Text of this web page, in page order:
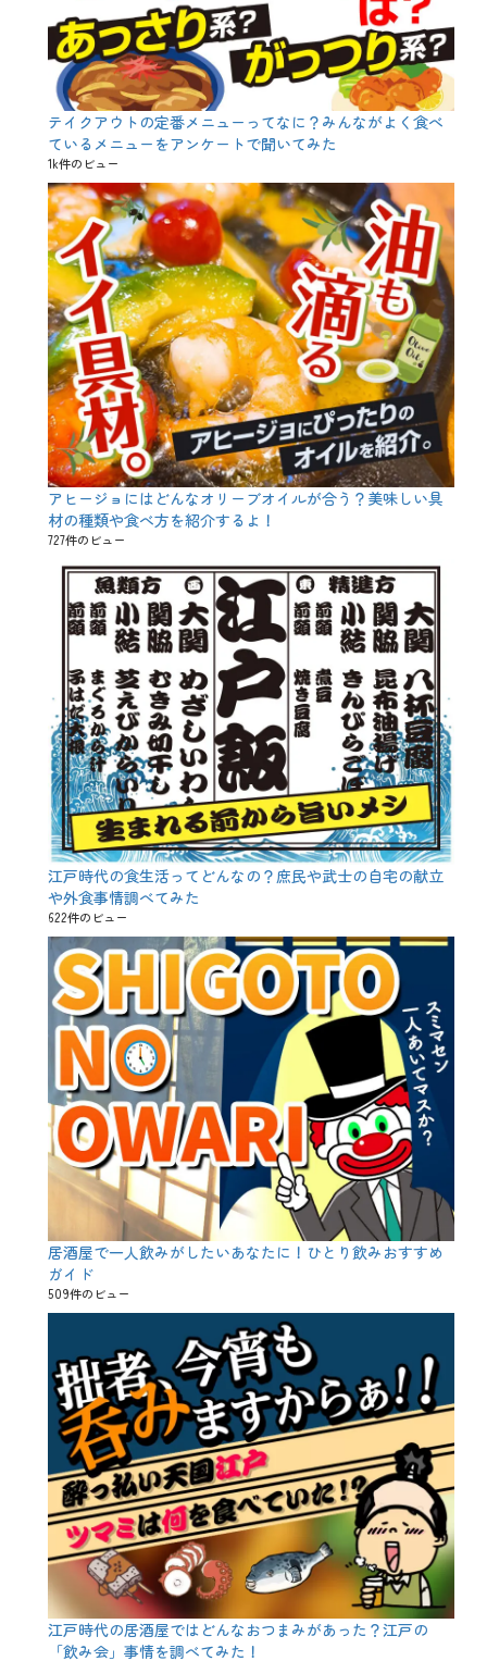
テイクアウトの定番メニューってなに？みんながよく食べ
ているメニューをアンケートで聞いてみた
1k件のビュー
アヒージョにはどんなオリーブオイルが合う？美味しい具
材の種類や食べ方を紹介するよ！
727件のビュー
江戸時代の食生活ってどんなの？庶民や武士の自宅の献立
や外食事情調べてみた
622件のビュー
居酒屋で一人飲みがしたいあなたに！ひとり飲みおすすめ
ガイド
509件のビュー
江戸時代の居酒屋ではどんなおつまみがあった？江戸の
「飲み会」事情を調べてみた！